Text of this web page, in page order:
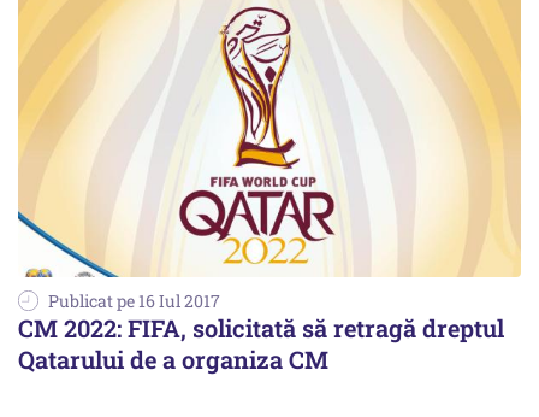
Publicat pe 16 Iul 2017
CM 2022: FIFA, solicitată să retragă dreptul
Qatarului de a organiza CM